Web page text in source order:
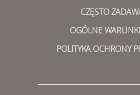
CZĘSTO
OGÓLNE
POLITYKA OCHRONY